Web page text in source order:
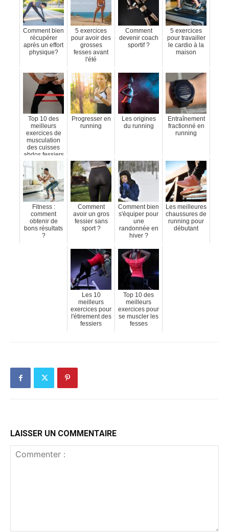
Comment bien
récupérer
après un effort
physique?
5 exercices
pour avoir des
grosses
fesses avant
l'été
Comment
devenir coach
sportif ?
5 exercices
pour travailler
le cardio à la
maison
Top 10 des
meilleurs
exercices de
musculation
des cuisses
abdos fessiers
Progresser en
running
Les origines
du running
Entraînement
fractionné en
running
Fitness :
comment
obtenir de
bons résultats
?
Comment
avoir un gros
fessier sans
sport ?
Comment bien
s'équiper pour
une
randonnée en
hiver ?
Les meilleures
chaussures de
running pour
débutant
Les 10
meilleurs
exercices pour
l'étirement des
fessiers
Top 10 des
meilleurs
exercices pour
se muscler les
fesses
LAISSER UN COMMENTAIRE